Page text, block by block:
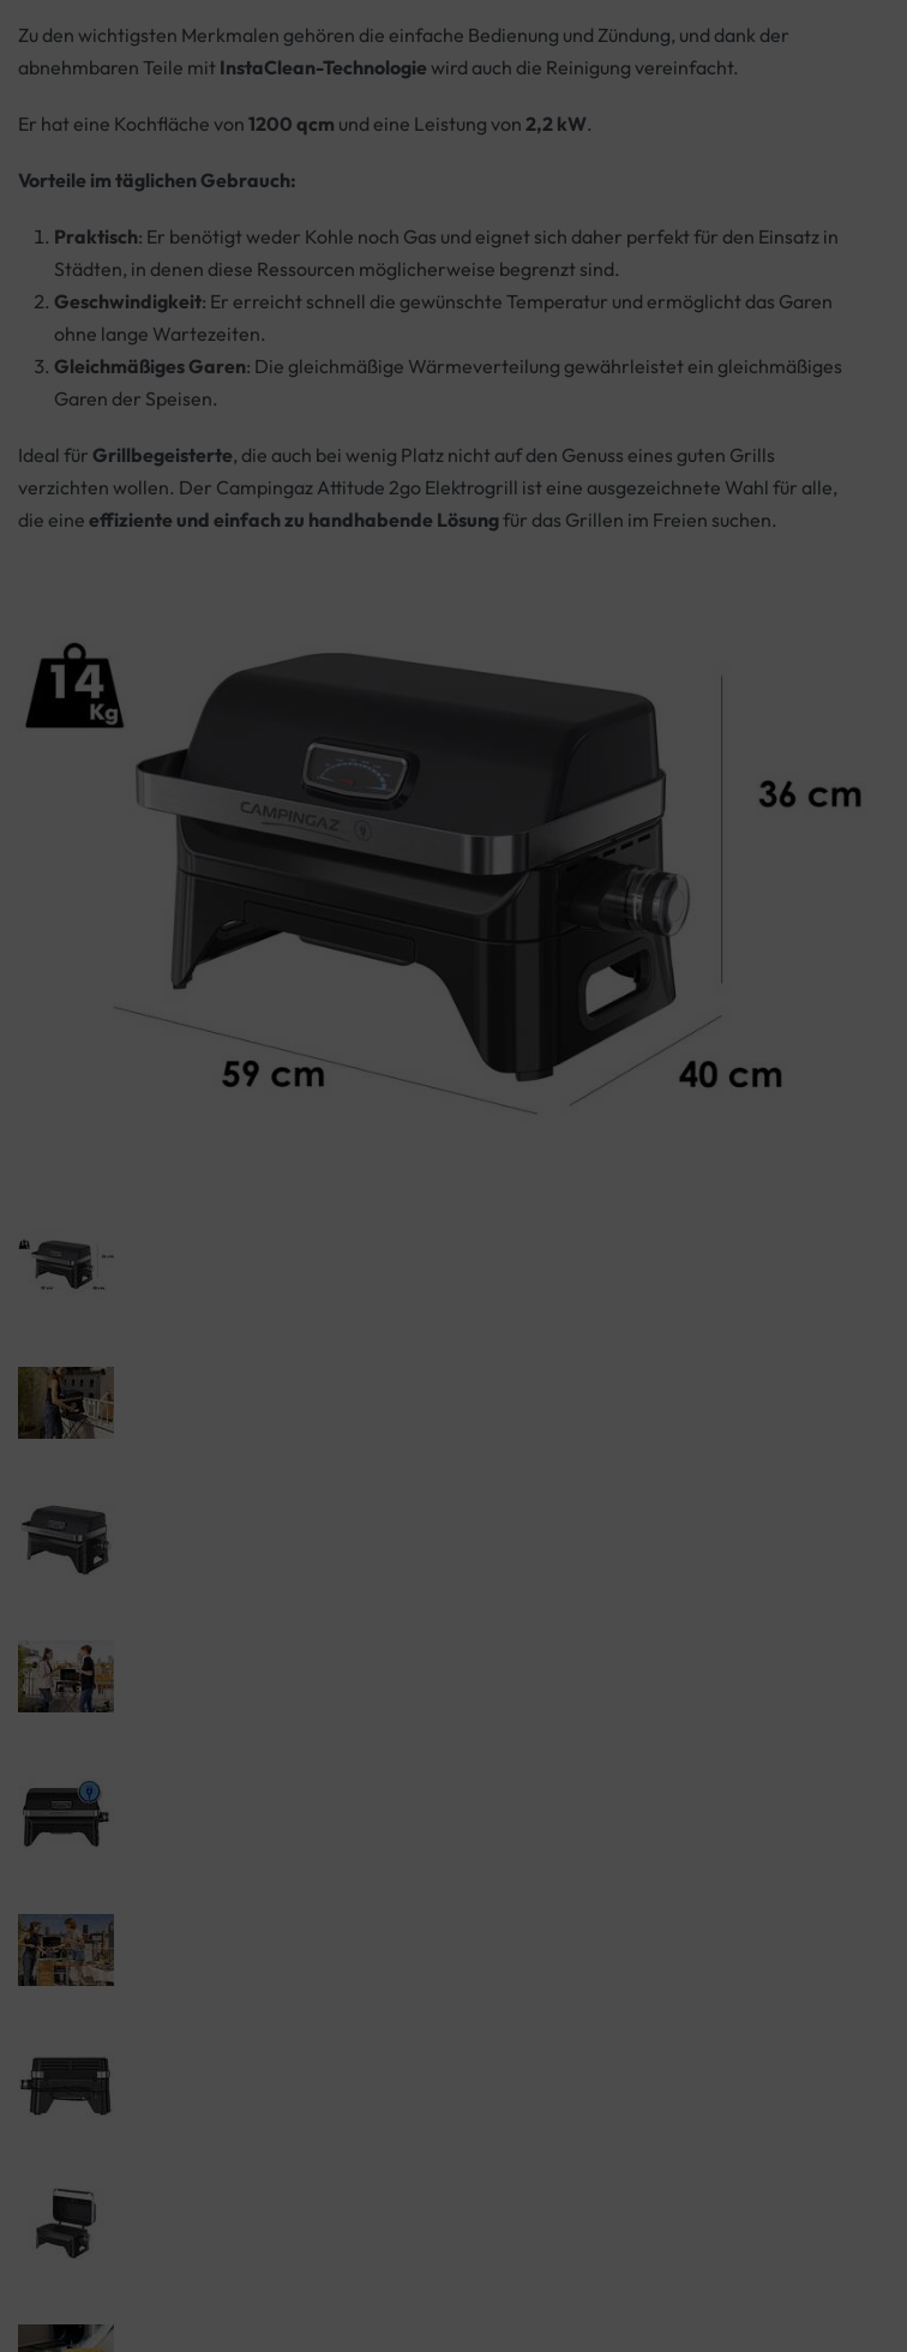
Zu den wichtigsten Merkmalen gehören die einfache Bedienung und Zündung, und dank der
abnehmbaren Teile mit InstaClean-Technologie wird auch die Reinigung vereinfacht.
Er hat eine Kochfläche von 1200 qcm und eine Leistung von 2,2 kW.
Vorteile im täglichen Gebrauch:
Praktisch: Er benötigt weder Kohle noch Gas und eignet sich daher perfekt für den Einsatz in
Städten, in denen diese Ressourcen möglicherweise begrenzt sind.
Geschwindigkeit: Er erreicht schnell die gewünschte Temperatur und ermöglicht das Garen
ohne lange Wartezeiten.
Gleichmäßiges Garen: Die gleichmäßige Wärmeverteilung gewährleistet ein gleichmäßiges
Garen der Speisen.
Ideal für Grillbegeisterte, die auch bei wenig Platz nicht auf den Genuss eines guten Grills
verzichten wollen. Der Campingaz Attitude 2go Elektrogrill ist eine ausgezeichnete Wahl für alle,
die eine effiziente und einfach zu handhabende Lösungfür das Grillen im Freien suchen.